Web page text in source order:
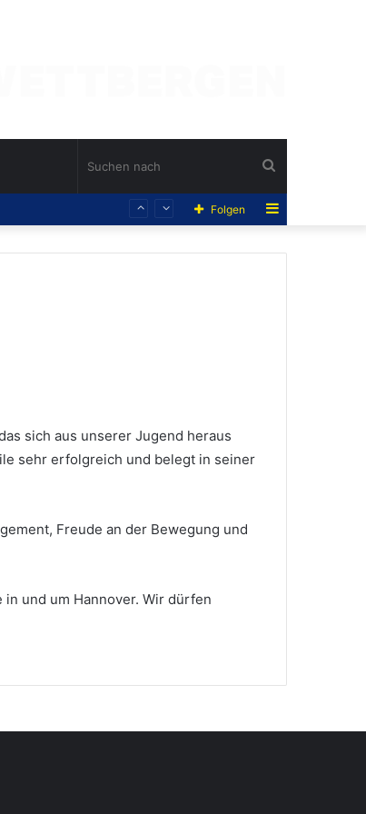
Sidebar
Folgen
sich aus unserer Jugend heraus
sehr erfolgreich und belegt in seiner
Freude an der Bewegung und
und um Hannover. Wir dürfen